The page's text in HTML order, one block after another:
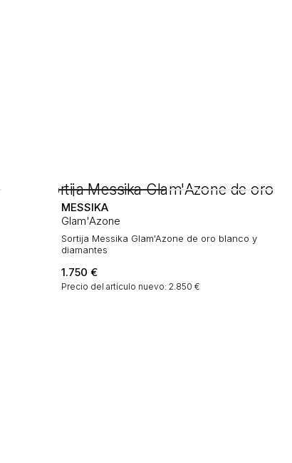
MESSIKA
Glam'Azone
Sortija Messika Glam'Azone de oro blanco y
diamantes
1.750 €
Precio del artículo nuevo: 2.850 €